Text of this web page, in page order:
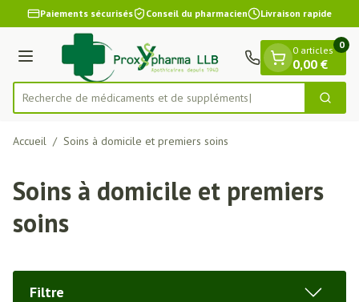
Aller au contenu
1 de 1
Paiements sécurisés Conseil du pharmacien Livraison rapide
Menu
Rechercher
Recherche de médicamen
0 articles
0,00 €
0
Accueil / Soins à domicile et premiers soins
Soins à domicile et premiers
soins
Filtre